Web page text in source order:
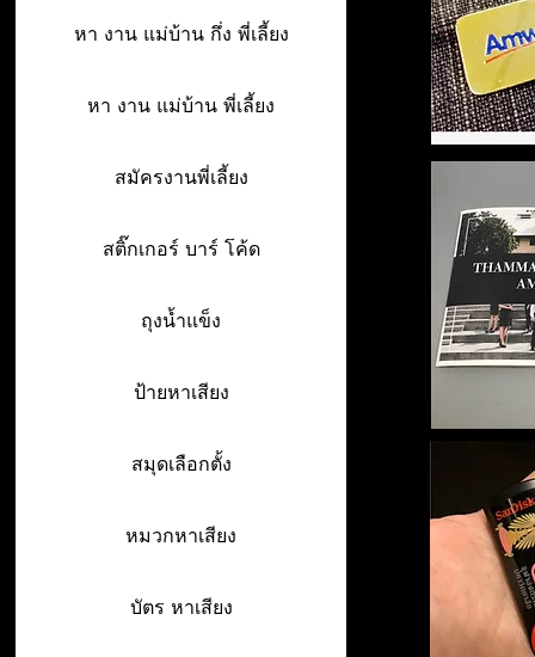
หา งาน แม่บ้าน กึ่ง พี่เลี้ยง
หา งาน แม่บ้าน พี่เลี้ยง
สมัครงานพี่เลี้ยง
สติ๊กเกอร์ บาร์ โค้ด
ถุงน้ำแข็ง
ป้ายหาเสียง
สมุดเลือกตั้ง
หมวกหาเสียง
บัตร หาเสียง